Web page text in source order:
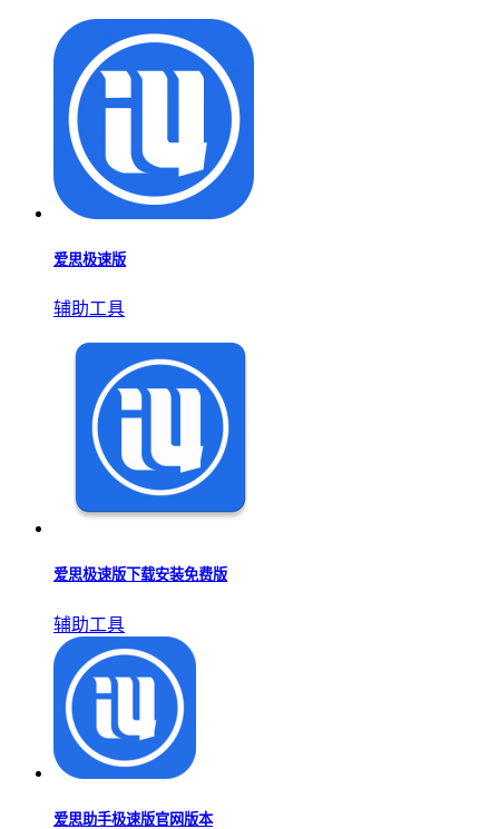
爱思极速版
辅助工具
爱思极速版下载安装免费版
辅助工具
爱思助手极速版官网版本